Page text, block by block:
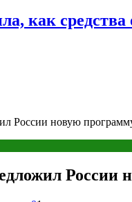
как
России новую
России